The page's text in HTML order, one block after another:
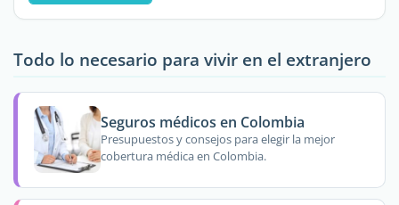
Todo lo necesario para vivir en el extranjero
Seguros médicos en Colombia
Presupuestos y consejos para elegir la mejor
cobertura médica en Colombia.